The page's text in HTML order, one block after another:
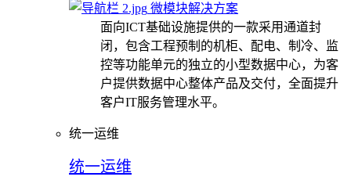
微模块解决方案
面向ICT基础设施提供的一款采用通道封
闭，包含工程预制的机柜、配电、制冷、监
控等功能单元的独立的小型数据中心，为客
户提供数据中心整体产品及交付，全面提升
客户IT服务管理水平。
统一运维
统一运维